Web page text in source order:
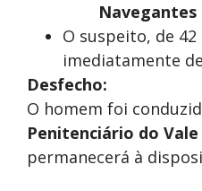
Navegantes
O suspeito, de
imediatamente
Desfecho:
O homem foi
Penitenciário do
permanecerá à